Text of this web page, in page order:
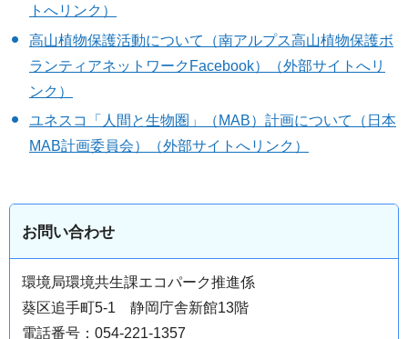
トへリンク）
高山植物保護活動について（南アルプス高山植物保護ボ
ランティアネットワークFacebook）（外部サイトへリ
ンク）
ユネスコ「人間と生物圏」（MAB）計画について（日本
MAB計画委員会）（外部サイトへリンク）
お問い合わせ
環境局環境共生課エコパーク推進係
葵区追手町5-1 静岡庁舎新館13階
電話番号：054-221-1357